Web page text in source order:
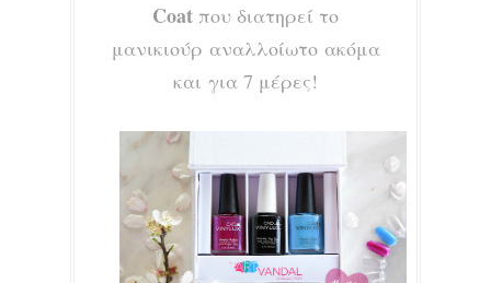
Coat που διατηρεί το
μανικιούρ αναλλοίωτο ακόμα
και για 7 μέρες!